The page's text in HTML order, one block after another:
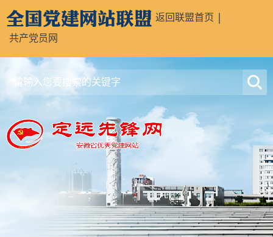
返回联盟首页
共产党员网